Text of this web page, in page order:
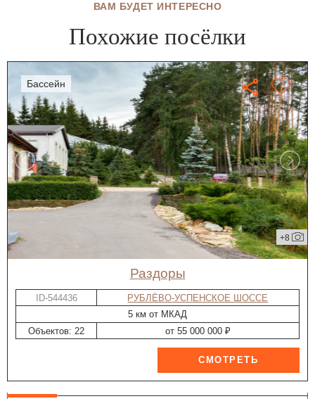
ВАМ БУДЕТ ИНТЕРЕСНО
Похожие посёлки
бассейн
+8
Раздоры
ID-544436
РУБЛЁВО-УСПЕНСКОЕ ШОССЕ
5 км от МКАД
Объектов: 22
от 55 000 000 ₽